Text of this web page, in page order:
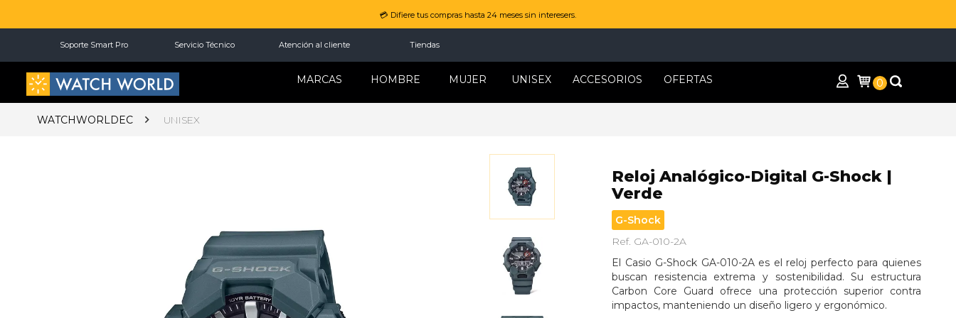
💳 Difiere tus compras hasta 24 meses sin interesers.
Soporte Smart Pro Servicio Técnico Atención al cliente Tiendas
MARCAS HOMBRE MUJER UNISEX ACCESORIOS OFERTAS 0
WATCHWORLDEC UNISEX
Reloj Analógico-Digital G-Shock |
Verde
G-Shock
Ref. GA-010-2A
El Casio G-Shock GA-010-2A es el reloj perfecto para quienes
buscan resistencia extrema y sostenibilidad. Su estructura
Carbon Core Guard ofrece una protección superior contra
impactos, manteniendo un diseño ligero y ergonómico.